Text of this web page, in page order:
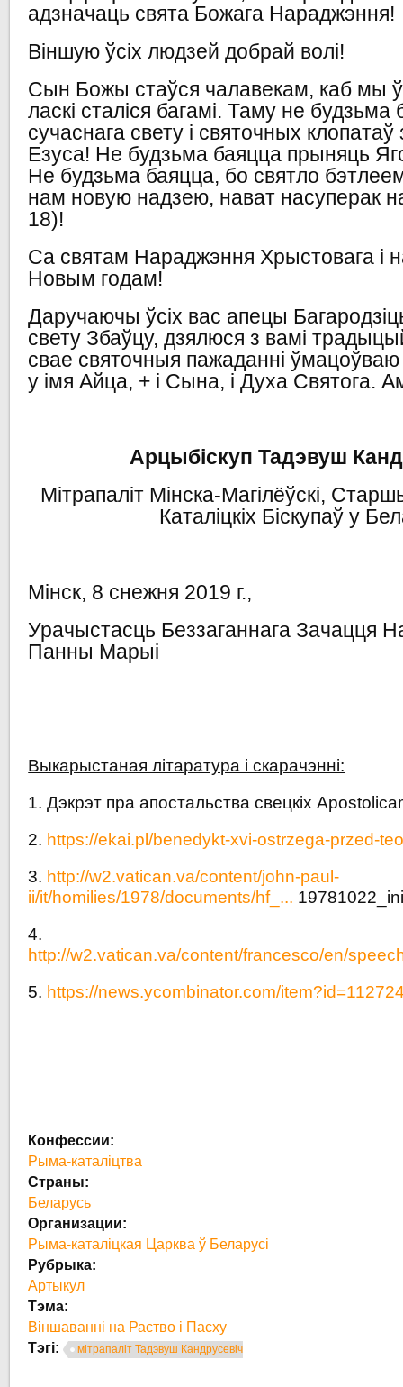
адзначаць свята Божага Нараджэння!
Віншую ўсіх людзей добрай волі!
Сын Божы стаўся чалавекам, каб мы
ласкі сталіся багамі. Таму не будзьма
сучаснага свету і святочных клопатаў
Езуса! Не будзьма баяцца прыняць
Не будзьма баяцца, бо святло
нам новую надзею, нават насуперак
18)!
Са святам Нараджэння Хрыстовага і
Новым годам!
Даручаючы ўсіх вас апецы
свету Збаўцу, дзялюся з вамі
свае святочныя пажаданні
у імя Айца, + і Сына, і Духа Святога.
Арцыбіскуп Тадэвуш
Мітрапаліт Мінска-Магілёўскі,
Каталіцкіх Біскупаў у
Мінск, 8 снежня 2019 г.,
Урачыстасць Беззаганнага Зачацця
Панны Марыі
Выкарыстаная літаратура і скарачэнні:
1. Дэкрэт пра апостальства свецкіх
2. https://ekai.pl/benedykt-xvi-ostrzega-przed-
3. http://w2.vatican.va/content/john-paul-
ii/it/homilies/1978/documents/hf_...
4.
http://w2.vatican.va/content/francesco/en/
5. https://news.ycombinator.com/
Конфессии:
Рыма-каталіцтва
Страны:
Беларусь
Организации:
Рыма-каталіцкая Царква ў Беларусі
Рубрыка:
Артыкул
Тэма:
Віншаванні на Раство і Пасху
Тэгі:
мітрапаліт Тадэвуш Кандрусевіч